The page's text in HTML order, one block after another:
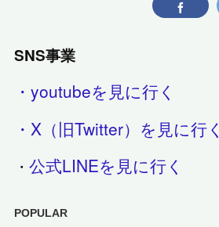
SNS事業
・youtubeを見に行く
・X（旧Twitter）を見に行く
・公式LINEを見に行く
POPULAR